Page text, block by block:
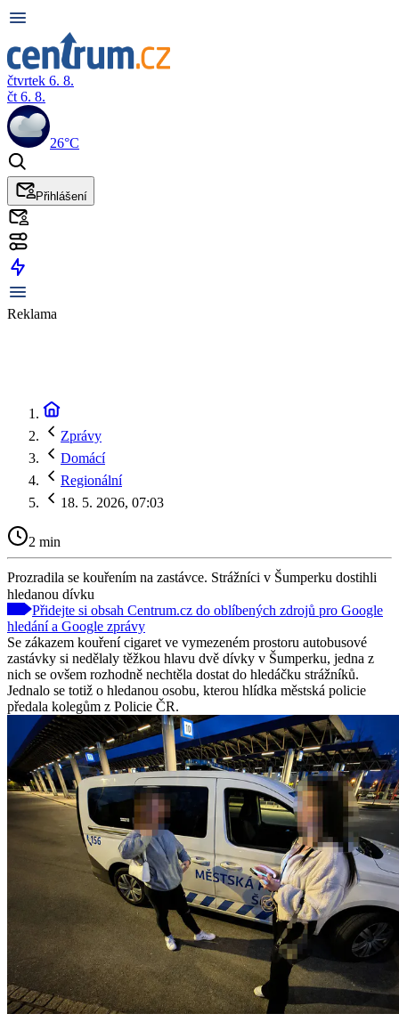
čtvrtek 6. 8.
čt 6. 8.
26°C
Přihlášení
Reklama
Zprávy
Domácí
Regionální
18. 5. 2026, 07:03
2 min
Prozradila se kouřením na zastávce. Strážníci v Šumperku dostihli
hledanou dívku
Přidejte si obsah Centrum.cz do oblíbených zdrojů pro Google
hledání a Google zprávy
Se zákazem kouření cigaret ve vymezeném prostoru autobusové
zastávky si nedělaly těžkou hlavu dvě dívky v Šumperku, jedna z
nich se ovšem rozhodně nechtěla dostat do hledáčku strážníků.
Jednalo se totiž o hledanou osobu, kterou hlídka městská policie
předala kolegům z Policie ČR.